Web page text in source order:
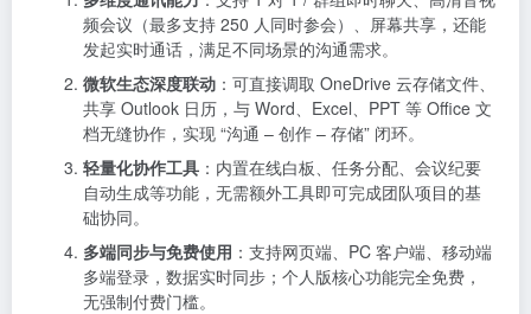
频会议（最多支持 250 人同时参会）、屏幕共享，还能
发起实时通话，满足不同场景的沟通需求。
微软生态深度联动 ：可直接调取 OneDrive 云存储文件、
共享 Outlook 日历，与 Word、Excel、PPT 等 Office 文
档无缝协作，实现 “沟通 – 创作 – 存储” 闭环。
轻量化协作工具 ：内置在线白板、任务分配、会议纪要
自动生成等功能，无需额外工具即可完成团队项目的基
础协同。
多端同步与免费使用 ：支持网页端、PC 客户端、移动端
多端登录，数据实时同步；个人版核心功能完全免费，
无强制付费门槛。